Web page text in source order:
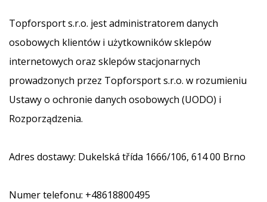
pomogą
Ci
wybrać
idealny
Znajdź
buty,
i…
11. 8. 2022
2 min. czytanie
Topforsport s.r.o. jest administratorem danych
osobowych klientów i użytkowników sklepów
internetowych oraz sklepów stacjonarnych
prowadzonych przez Topforsport s.r.o. w rozumieniu
Ustawy o ochronie danych osobowych (UODO) i
Rozporządzenia.
Adres dostawy: Dukelská třída 1666/106, 614 00 Brno
Numer telefonu: +48618800495